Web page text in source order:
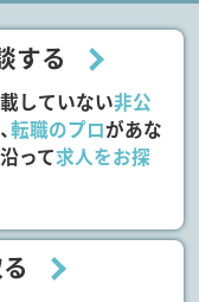
する
していない非公
転職のプロがあな
って求人をお探